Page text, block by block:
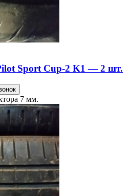
Sport Cup-2 K1 — 2 шт.
7 мм.